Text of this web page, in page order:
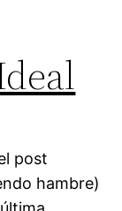
post
hambre)